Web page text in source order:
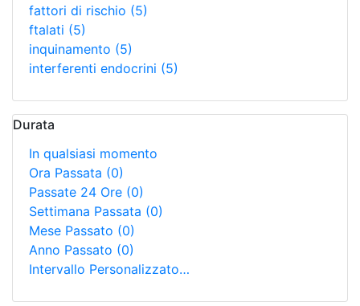
fattori di rischio (5)
ftalati (5)
inquinamento (5)
interferenti endocrini (5)
Durata
In qualsiasi momento
Ora Passata (0)
Passate 24 Ore (0)
Settimana Passata (0)
Mese Passato (0)
Anno Passato (0)
Intervallo Personalizzato…